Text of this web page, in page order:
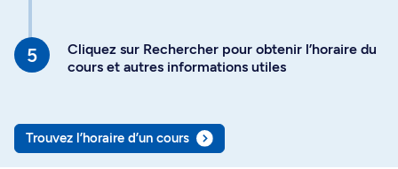
Cliquez sur Rechercher pour obtenir l’horaire du
cours et autres informations utiles
Trouvez l’horaire d’un cours